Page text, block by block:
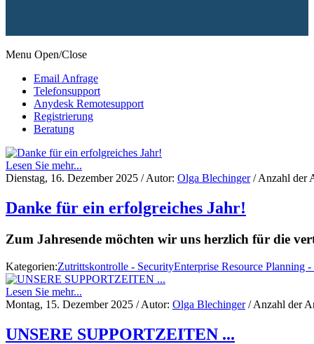
Menu Open/Close
Email Anfrage
Telefonsupport
Anydesk Remotesupport
Registrierung
Beratung
Lesen Sie mehr...
Dienstag, 16. Dezember 2025 / Autor: Olga Blechinger/ Anzahl der
Danke für ein erfolgreiches Jahr!
Zum Jahresende möchten wir uns herzlich für die
Kategorien:Zutrittskontrolle - SecurityEnterprise Resource Planning
Lesen Sie mehr...
Montag, 15. Dezember 2025 / Autor: Olga Blechinger/ Anzahl der
UNSERE SUPPORTZEITEN ...